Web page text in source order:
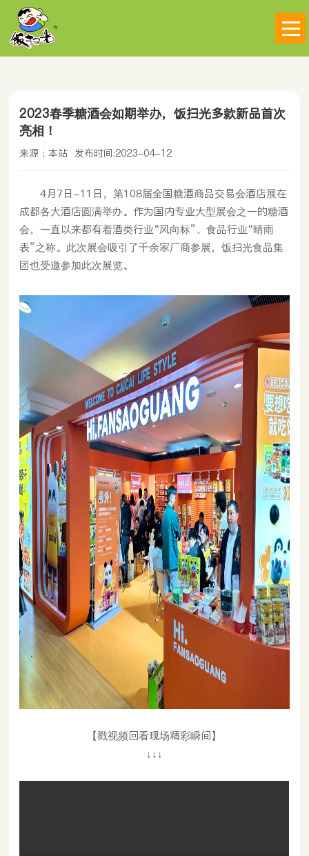
2023春季糖酒会如期举办，饭扫光多款新品首次
亮相！
来源：本站 发布时间:2023-04-12
4月7日-11日，第108届全国糖酒商品交易会酒店展在
成都各大酒店圆满举办。作为国内专业大型展会之一的糖酒
会，一直以来都有着酒类行业“风向标”、食品行业“晴雨
表”之称。此次展会吸引了千余家厂商参展，饭扫光食品集
团也受邀参加此次展览。
【戳视频回看现场精彩瞬间】
↓↓↓